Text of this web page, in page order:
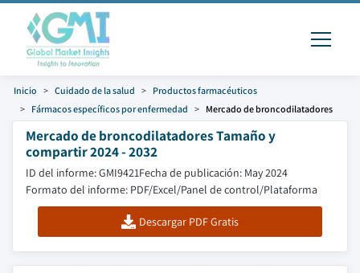
Inicio Cuidado de la salud
Productos farmacéuticos
Fármacos específicos por enfermedad
Mercado de broncodilatadores
Mercado de broncodilatadores Tamaño y
compartir 2024 - 2032
ID del informe: GMI9421Fecha de publicación: May 2024
Formato del informe: PDF/Excel/Panel de control/Plataforma
Descargar PDF Gratis